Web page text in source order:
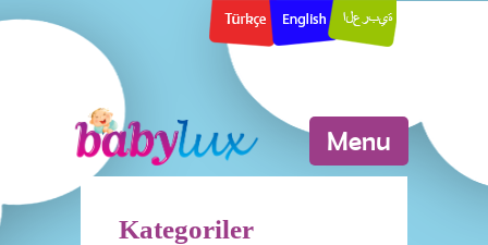
Menu
Kategoriler